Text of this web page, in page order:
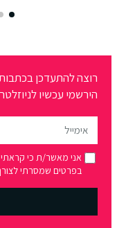
רוצה להתעדכן
הירשמי עכשיו
אני מאשר/ת כי
בפרטים שמסרתי